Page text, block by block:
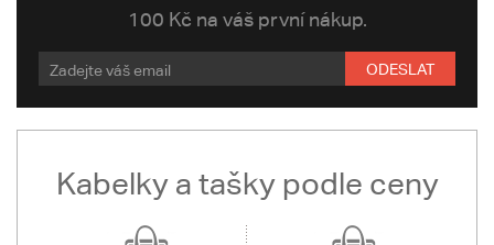
100 Kč na váš první nákup.
ODESLAT
Kabelky a tašky podle ceny